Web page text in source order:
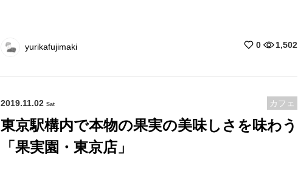
yurikafujimaki 0 1,502
2019.11.02 Sat カフェ
東京駅構内で本物の果実の美味しさを味わう
「果実園・東京店」